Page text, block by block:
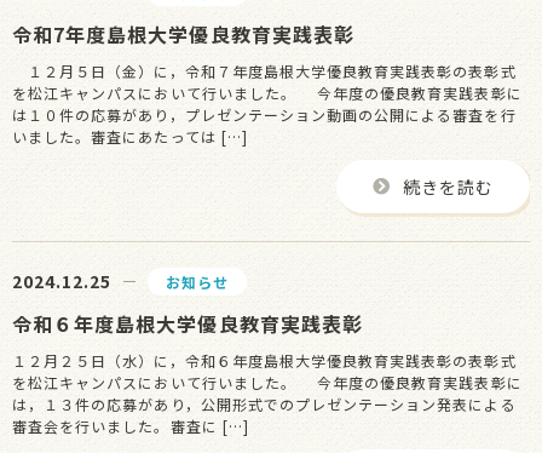
令和7年度島根大学優良教育実践表彰
１２月５日（金）に，令和７年度島根大学優良教育実践表彰の表彰式
を松江キャンパスにおいて行いました。 今年度の優良教育実践表彰に
は１０件の応募があり，プレゼンテーション動画の公開による審査を行
いました。審査にあたっては […]
続きを読む
2024.12.25 お知らせ
令和６年度島根大学優良教育実践表彰
１２月２５日（水）に，令和６年度島根大学優良教育実践表彰の表彰式
を松江キャンパスにおいて行いました。 今年度の優良教育実践表彰に
は，１３件の応募があり，公開形式でのプレゼンテーション発表による
審査会を行いました。審査に […]